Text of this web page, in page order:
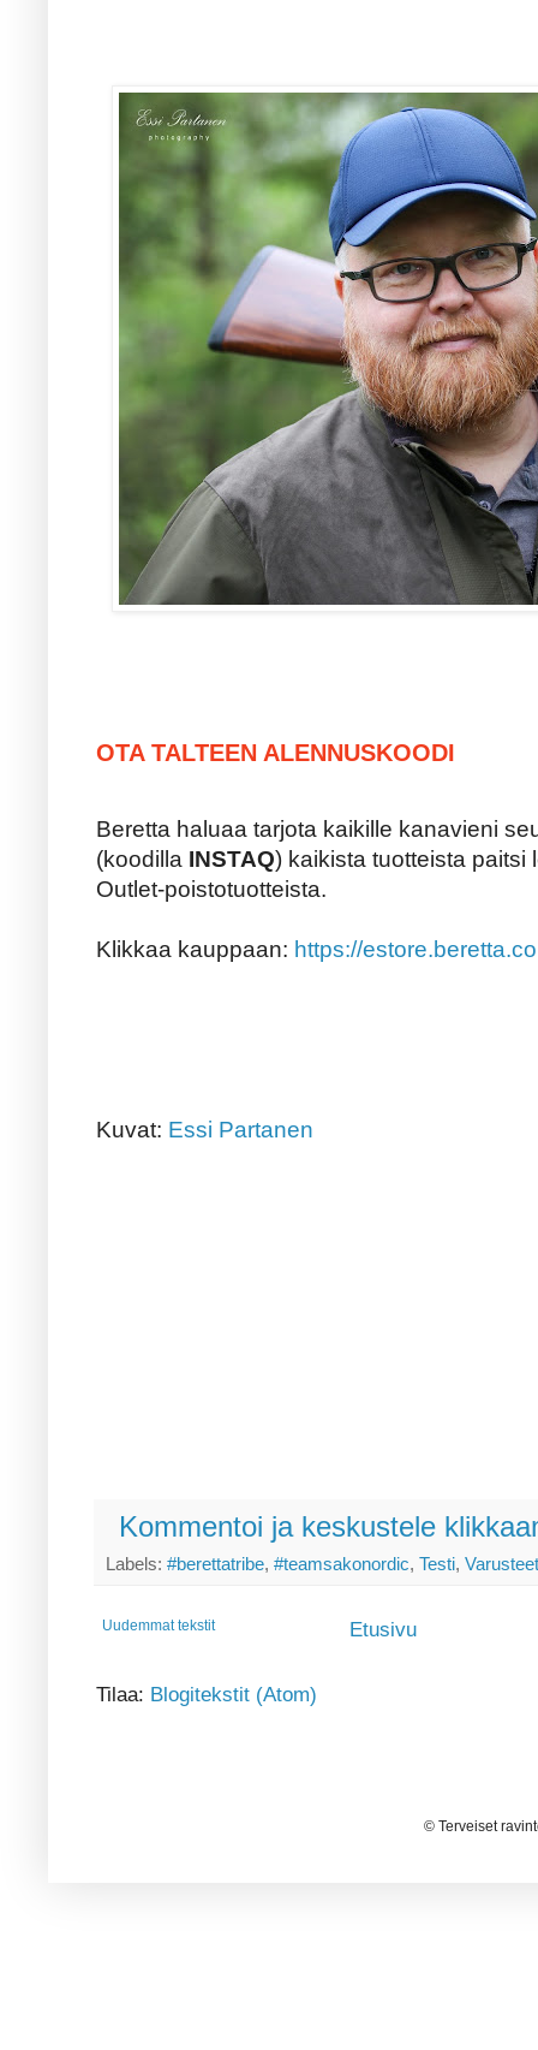
OTA TALTEEN ALENNUSKOODI
Beretta haluaa tarjota kaikille kanavieni
(koodilla INSTAQ) kaikista tuotteista paitsi
Outlet-poistotuotteista.
Klikkaa kauppaan: https://
Kuvat: Essi Partanen
Kommentoi ja keskustele
Labels: #berettatribe, #teamsakonordic, Testi, Varusteet
Uudemmat tekstit Etusivu
Tilaa: Blogitekstit (Atom)
© Terveiset